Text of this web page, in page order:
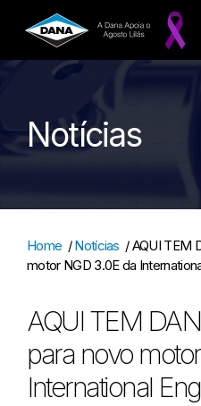
Notícias
Home /Notícias /AQUI TEM
motor NGD 3.0E da
AQUI TEM
para novo
International